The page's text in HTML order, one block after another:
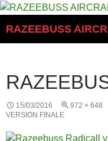
Aller
contenu
RAZEEBUSS
15/03/2016 972 × 648
VERSION FINALE